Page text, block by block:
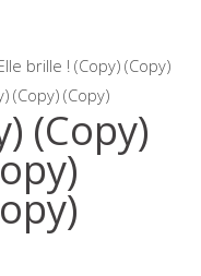
brille ! (Copy) (Copy)
(Copy) (Copy)
(Copy)